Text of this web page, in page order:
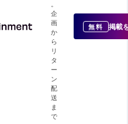
企
画
か
ら
リ
タ
ー
ン
配
送
ま
で
無料 掲載